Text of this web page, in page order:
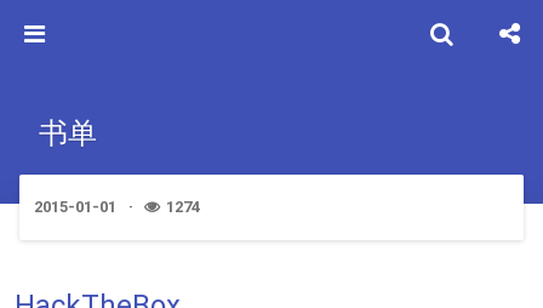
书单
2015-01-01 1274